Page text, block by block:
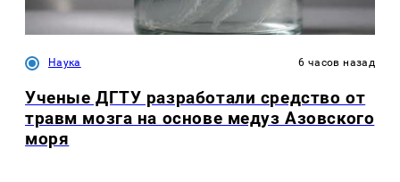
Наука 6 часов назад
Ученые ДГТУ разработали средство от
травм мозга на основе медуз Азовского
моря